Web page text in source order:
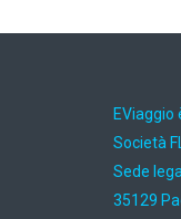
Società
Sede
35129